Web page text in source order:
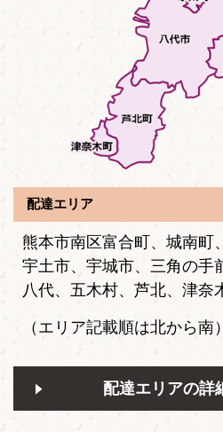
配達エリア
熊本市南区富合町、城南町、
宇土市、宇城市、三角の手
八代、五木村、芦北、津奈
（エリア記載順は北から南）
配達エリアの詳